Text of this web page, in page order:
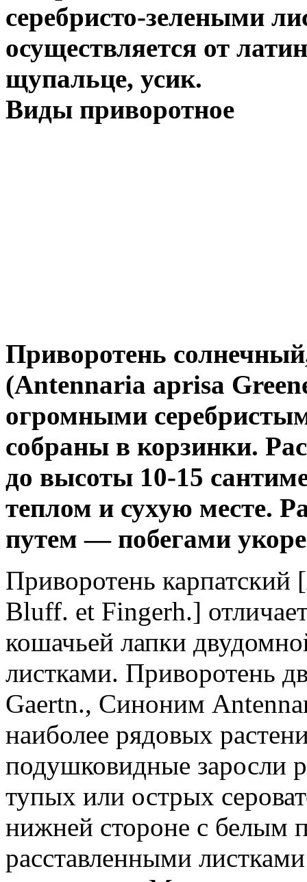
серебристо-зелеными
осуществляется от
щупальце, усик.
Виды приворотное
Приворотень
(Antennaria aprisa
огромными
собраны в корзинки.
до высоты 10-15
теплом и сухую месте.
путем — побегами
Приворотень
Bluff. et Fingerh.]
кошачьей лапки
листками. Приворотень
Gaertn., Синоним
наиболее рядовых
подушковидные заросли
тупых или острых
нижней стороне с белым
расставленными